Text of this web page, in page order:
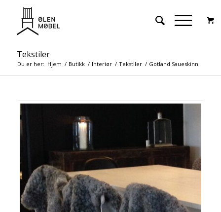
Tekstiler
Du er her: Hjem / Butikk / Interiør / Tekstiler / Gotland Saueskinn